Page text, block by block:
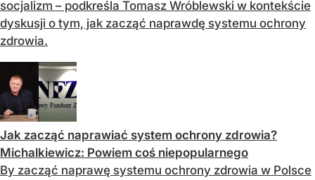
socjalizm – podkreśla Tomasz Wróblewski w kontekście
dyskusji o tym, jak zacząć naprawdę systemu ochrony
zdrowia.
Jak zacząć naprawiać system ochrony zdrowia?
Michalkiewicz: Powiem coś niepopularnego
By zacząć naprawę systemu ochrony zdrowia w Polsce